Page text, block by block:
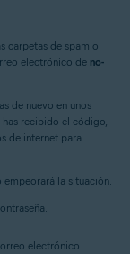
carpetas de spam o
electrónico de no-
de nuevo en unos
has recibido el código,
de internet para
empeorará la situación.
electrónico